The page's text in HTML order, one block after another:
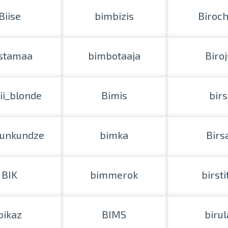
bimbizis
bimbotaaja
Bimis birs
bimka
BIK bimmerok
BIMS